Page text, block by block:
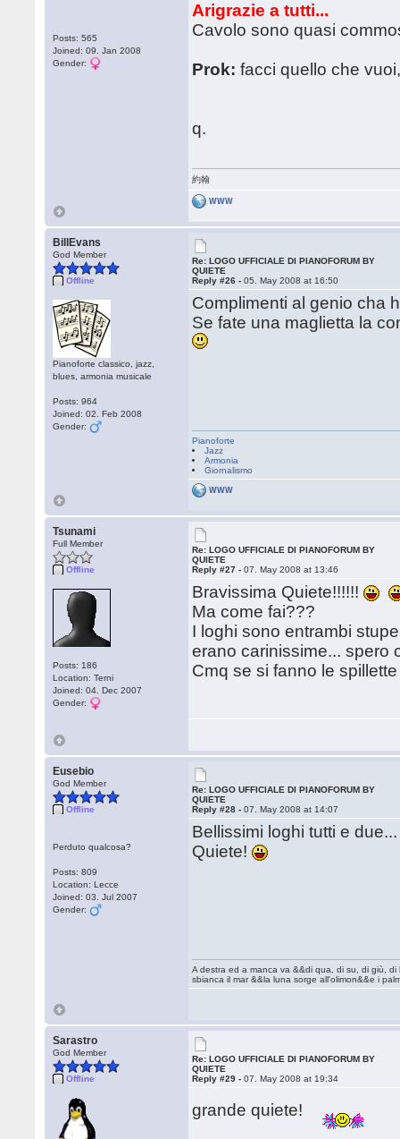
Posts: 565
Joined: 09. Jan 2008
Gender:
Arigrazie a tutti...
Cavolo sono quasi
Prok: facci quello che
q.
約翰
WWW
BillEvans
God Member
Offline
Pianoforte classico, jazz,
blues, armonia musicale
Posts: 964
Joined: 02. Feb 2008
Gender:
Re: LOGO UFFICIALE DI PIANOFORUM BY
QUIETE
Reply #26 -05. May 2008 at 16:50
Complimenti al genio cha
Se fate una maglietta la
Pianoforte
Jazz
Armonia
Giornalismo
WWW
Tsunami
Full Member
Offline
Posts: 186
Location: Terni
Joined: 04. Dec 2007
Gender:
Re: LOGO UFFICIALE DI PIANOFORUM BY
QUIETE
Reply #27 -07. May 2008 at 13:46
Bravissima Quiete!!!!!!
Ma come fai???
I loghi sono entrambi
erano carinissime...
Cmq se si fanno le
Eusebio
God Member
Offline
Perduto qualcosa?
Posts: 809
Location: Lecce
Joined: 03. Jul 2007
Gender:
Re: LOGO UFFICIALE DI PIANOFORUM BY
QUIETE
Reply #28 -07. May 2008 at 14:07
Bellissimi loghi tutti e
Quiete!
A destra ed a manca va &&di qua, di su, di giù,
sbianca il mar &&la luna sorge all'olimon&&e i
Sarastro
God Member
Offline
Re: LOGO UFFICIALE DI PIANOFORUM BY
QUIETE
Reply #29 -07. May 2008 at 19:34
grande quiete!